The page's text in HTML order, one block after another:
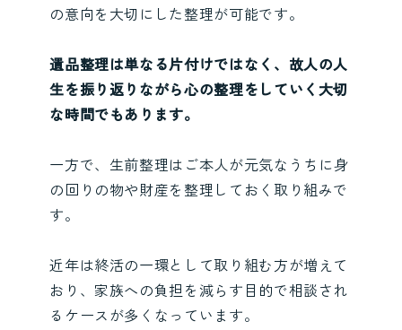
の意向を大切にした整理が可能です。
遺品整理は単なる片付けではなく、故人の人
生を振り返りながら心の整理をしていく大切
な時間でもあります。
一方で、生前整理はご本人が元気なうちに身
の回りの物や財産を整理しておく取り組みで
す。
近年は終活の一環として取り組む方が増えて
おり、家族への負担を減らす目的で相談され
るケースが多くなっています。